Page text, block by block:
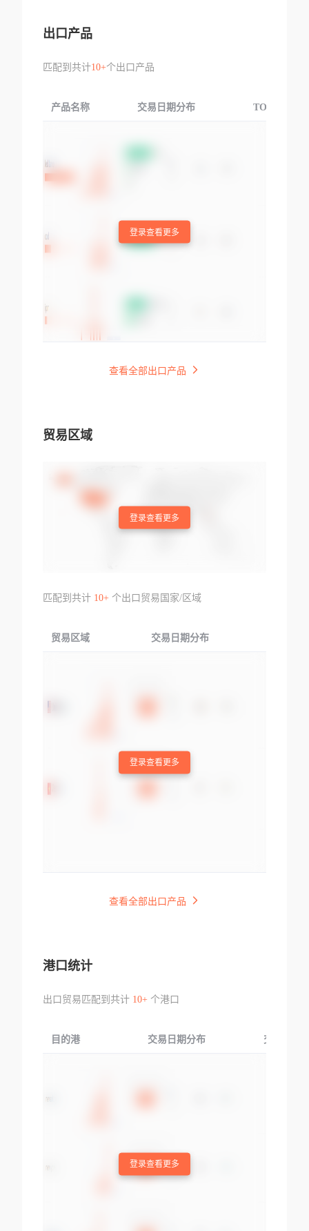
出口产品
匹配到共计10+个出口产品
产品名称 交易日期分布 TOP3交易国
登录查看更多
查看全部出口产品
贸易区域
登录查看更多
匹配到共计 10+个出口贸易国家/区域
贸易区域 交易日期分布
登录查看更多
查看全部出口产品
港口统计
出口贸易匹配到共计 10+个港口
目的港 交易日期分布 交易产品
登录查看更多